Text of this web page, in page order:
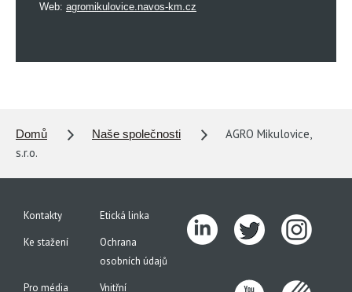
Web: agromikulovice.navos-km.cz
Domů Naše společnosti
AGRO Mikulovice,
s.r.o.
Kontakty
Etická linka
Ke stažení
Ochrana
osobních údajů
Pro média
Vnitřní